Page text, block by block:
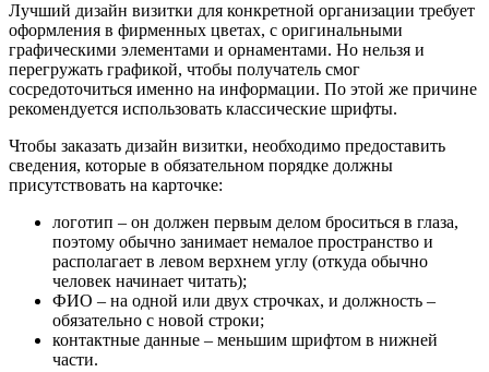
Лучший дизайн визитки для конкретной организации требует
оформления в фирменных цветах, с оригинальными
графическими элементами и орнаментами. Но нельзя и
перегружать графикой, чтобы получатель смог
сосредоточиться именно на информации. По этой же причине
рекомендуется использовать классические шрифты.
Чтобы заказать дизайн визитки, необходимо предоставить
сведения, которые в обязательном порядке должны
присутствовать на карточке:
логотип – он должен первым делом броситься в глаза,
поэтому обычно занимает немалое пространство и
располагает в левом верхнем углу (откуда обычно
человек начинает читать);
ФИО – на одной или двух строчках, и должность –
обязательно с новой строки;
контактные данные – меньшим шрифтом в нижней
части.